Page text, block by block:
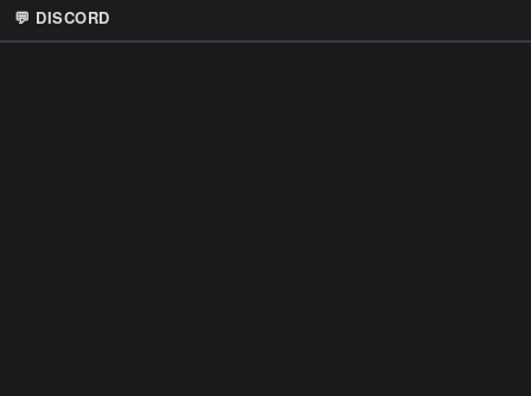
💬 DISCORD